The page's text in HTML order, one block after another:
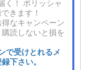
く！ ポリッシャ
きます！
なキャンペーン
読しないと損を
で受けとれるメ
下さい。